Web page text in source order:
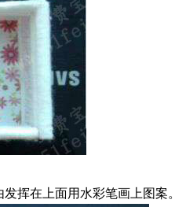
挥在上面用水彩笔画上图案。